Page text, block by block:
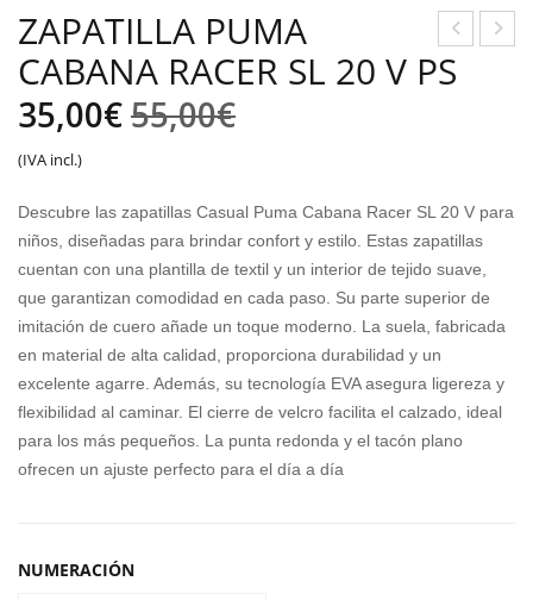
HA
SSI
C
HO
ED
TRA
CRE
ZAPATILLA PUMA
CABANA RACER SL 20 V PS
55,00€El
original
era:
55,00€.
35,00€
El
actual
es:
35,00€.
(IVA incl.)
Descubre las zapatillas Casual Puma Cabana Racer SL 20 V para
niños, diseñadas para brindar confort y estilo. Estas zapatillas
cuentan con una plantilla de textil y un interior de tejido suave,
que garantizan comodidad en cada paso. Su parte superior de
imitación de cuero añade un toque moderno. La suela, fabricada
en material de alta calidad, proporciona durabilidad y un
excelente agarre. Además, su tecnología EVA asegura ligereza y
flexibilidad al caminar. El cierre de velcro facilita el calzado, ideal
para los más pequeños. La punta redonda y el tacón plano
ofrecen un ajuste perfecto para el día a día
NUMERACIÓN